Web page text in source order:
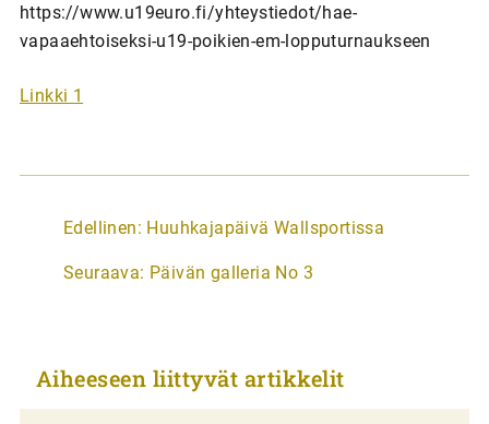
https://www.u19euro.fi/yhteystiedot/hae-
vapaaehtoiseksi-u19-poikien-em-lopputurnaukseen
Linkki 1
A
t
k
e
Edellinen: Huuhkajapäivä Wallsportissa
Seuraava: Päivän galleria No 3
Aiheeseen liittyvät artikkelit